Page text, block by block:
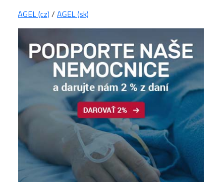
AGEL (cz) / AGEL (sk)